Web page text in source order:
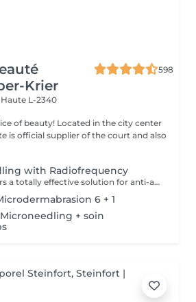
Krier
598
L-2340
in the city center
is official supplier of the court and also
with Radiofrequency
Pollogen DIVINE offers a totally effective solution for anti-aging treatments, but also for more difficult-to-treat areas such as the neck, lip contours and eyes. It is a unique combination of 3 medico-aesthetic technologies (VoluDerm microneedling RF + TriFractional + Ultrasound) which allows the renewal of the dermis and the epidermis. The result is significant and clearly visible, the skin looks young. The DIVINE Pollogen offers more volume, reduction of scars, firming of the skin and this without pain, without bruising, without bleeding and without revalidation time.
6 + 1
+ soin